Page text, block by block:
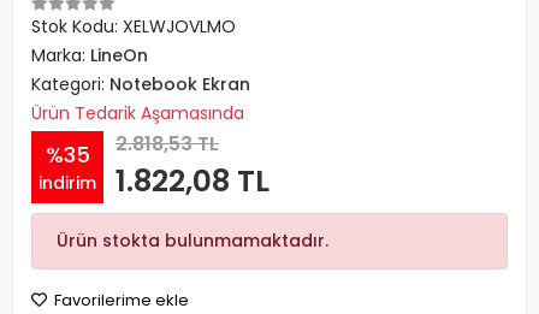
Stok Kodu: XELWJOVLMO
Marka: LineOn
Kategori: Notebook Ekran
Ürün Tedarik Aşamasında
%35
indirim
2.818,53 TL
1.822,08 TL
Ürün stokta bulunmamaktadır.
Favorilerime ekle